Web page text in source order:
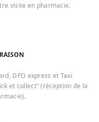
visite en pharmacie.
DPD express et Taxi
et collect" (réception de la